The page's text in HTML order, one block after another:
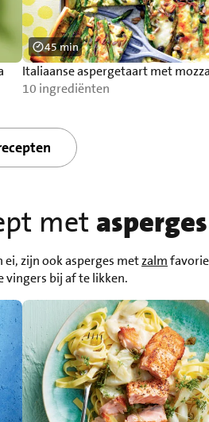
Italiaanse aspergetaart met
10 ingrediënten
45 min
met
ei, zijn ook asperges metzalm
vingers bij af te likken.